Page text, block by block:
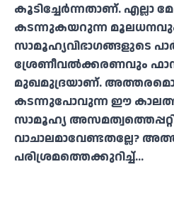
കൂടിച്ചേര്‍ന്നതാണ്. എല്ലാ
കടന്നുകയറുന്ന
സാമൂഹ്യവിഭാഗങ്ങളുടെ
ശ്രേണീവല്‍ക്കരണവും
മുഖമുദ്രയാണ്.
കടന്നുപോവുന്ന ഈ കാലത്ത്
സാമൂഹ്യ
വാചാലമാവേണ്ടതല്ലേ?
പരിശ്രമത്തെക്കുറിച്ച്…